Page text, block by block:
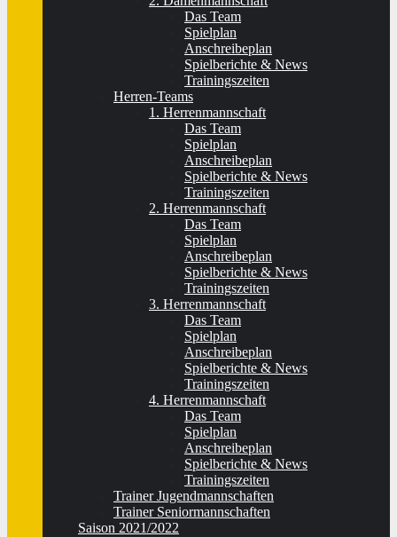
Das Team
Spielplan
Anschreibeplan
Spielberichte & News
Trainingszeiten
Herren-Teams
1. Herrenmannschaft
Das Team
Spielplan
Anschreibeplan
Spielberichte & News
Trainingszeiten
2. Herrenmannschaft
Das Team
Spielplan
Anschreibeplan
Spielberichte & News
Trainingszeiten
3. Herrenmannschaft
Das Team
Spielplan
Anschreibeplan
Spielberichte & News
Trainingszeiten
4. Herrenmannschaft
Das Team
Spielplan
Anschreibeplan
Spielberichte & News
Trainingszeiten
Trainer Jugendmannschaften
Trainer Seniormannschaften
Saison 2021/2022